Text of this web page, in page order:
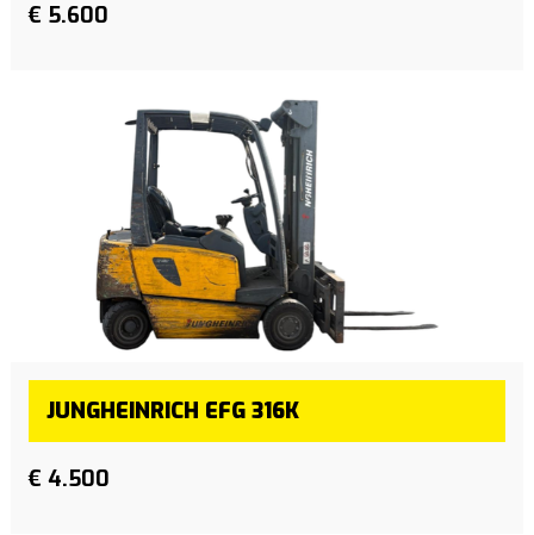
€ 5.600
JUNGHEINRICH EFG 316K
€ 4.500